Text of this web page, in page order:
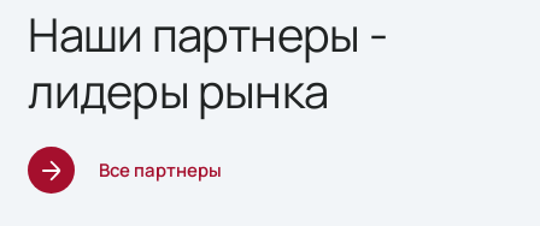
Наши партнеры -
лидеры рынка
Все партнеры